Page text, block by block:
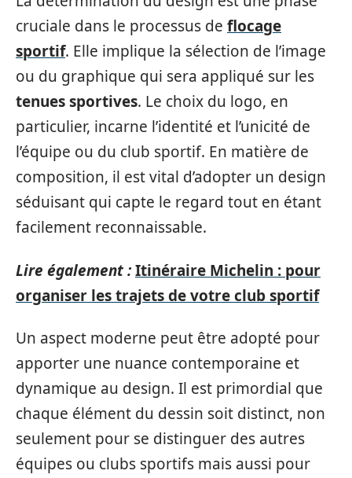
cruciale dans le processus de flocage
sportif. Elle implique la sélection de l’image
ou du graphique qui sera appliqué sur les
tenues sportives. Le choix du logo, en
particulier, incarne l’identité et l’unicité de
l’équipe ou du club sportif. En matière de
composition, il est vital d’adopter un design
séduisant qui capte le regard tout en étant
facilement reconnaissable.
Lire également :Itinéraire Michelin : pour
organiser les trajets de votre club sportif
Un aspect moderne peut être adopté pour
apporter une nuance contemporaine et
dynamique au design. Il est primordial que
chaque élément du dessin soit distinct, non
seulement pour se distinguer des autres
équipes ou clubs sportifs mais aussi pour